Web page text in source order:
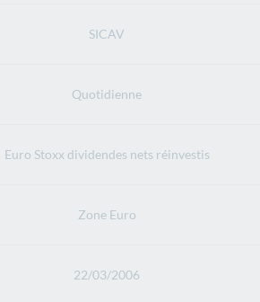
SICAV
Quotidienne
Euro Stoxx dividendes nets réinvestis
Zone Euro
22/03/2006